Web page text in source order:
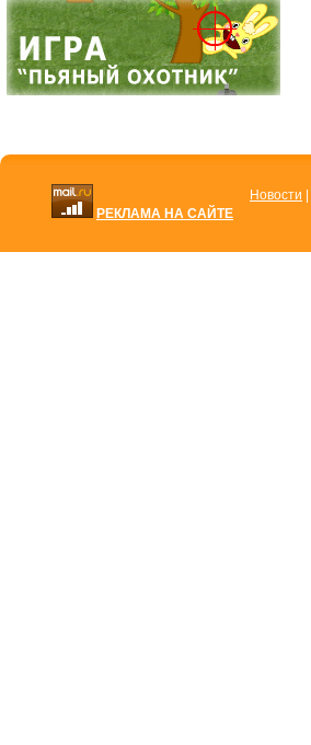
РЕКЛАМА НА САЙТЕ
Новости